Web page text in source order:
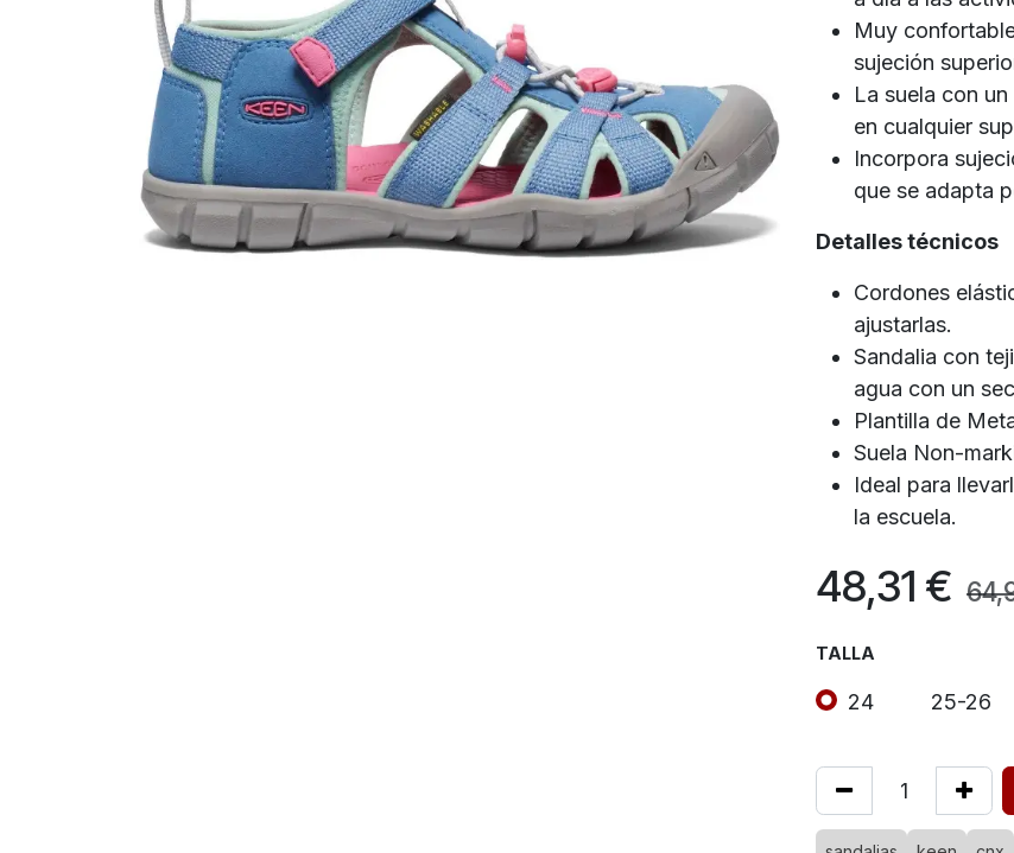
Muy
sujeción
La suela con
en cualquier
Incorpora
que se adapta
Detalles técnicos
Cordones
ajustarlas.
Sandalia con
agua con un
Plantilla de
Suela Non-
Ideal para
la escuela.
48,31 €
TALLA
24 25-26